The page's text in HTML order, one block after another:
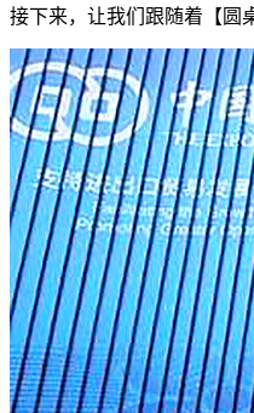
接下来，让我们跟随着【圆